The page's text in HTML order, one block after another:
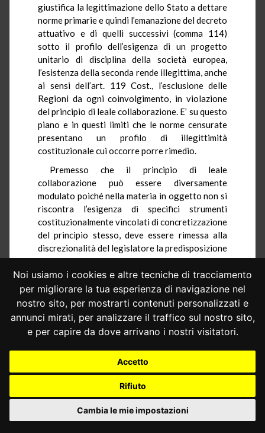
Noi usiamo i cookies e altre tecniche di tracciamento
per migliorare la tua esperienza di navigazione nel
nostro sito, per mostrarti contenuti personalizzati e
annunci mirati, per analizzare il traffico sul nostro sito,
e per capire da dove arrivano i nostri visitatori.
Accetto
Rifiuto
Cambia le mie impostazioni
giustifica la legittimazione dello Stato a dettare
norme primarie e quindi l’emanazione del decreto
attuativo e di quelli successivi (comma 114)
sotto il profilo dell’esigenza di un progetto
unitario di disciplina della società europea,
l’esistenza della seconda rende illegittima, anche
ai sensi dell’art. 119 Cost., l’esclusione delle
Regioni da ogni coinvolgimento, in violazione
del principio di leale collaborazione. E’ su questo
piano e in questi limiti che le norme censurate
presentano un profilo di illegittimità
costituzionale cui occorre porre rimedio.
Premesso che il principio di leale
collaborazione può essere diversamente
modulato poiché nella materia in oggetto non si
riscontra l’esigenza di specifici strumenti
costituzionalmente vincolati di concretizzazione
del principio stesso, deve essere rimessa alla
discrezionalità del legislatore la predisposizione
di regole che comportino il coinvolgimento
regionale.
In conclusione, ferma restando la sostanziale
coerenza della previsione dello strumento di
monitoraggio di cui al comma 115 con
l’istituzione del fondo e la sua compatibilità, alle
evocati parametri, va dichiarata l’illegittimità
costituzionale dell’art. 4, commi 113 e 114 della
legge n. 350 del 2003 in quanto non è previsto
alcuno strumento volto a garantire la leale
collaborazione tra Stato e Regioni (v.
n. 51en. 162 del 2005).